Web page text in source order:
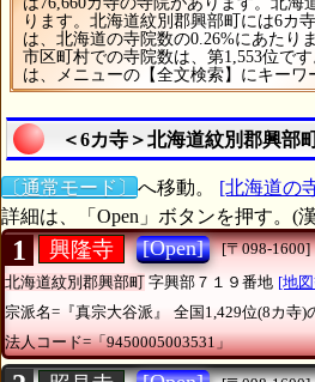
ります。北海道紋別郡興部町には6カ
は、北海道の寺院数の0.26%にあたり
市区町村での寺院数は、第1,553位で
は、メニューの【全文検索】にキーワ
＜6カ寺＞北海道紋別郡興部
〔通常モード〕 へ移動。 [北海道の
詳細は、「Open」ボタンを押す。(
1 興隆寺 [Open]
[〒098-1600]
北海道紋別郡興部町 字興部７１９番地 [地
宗派名=『真宗大谷派』
全国1,429位(8カ寺)
法人コード=「9450005003531」